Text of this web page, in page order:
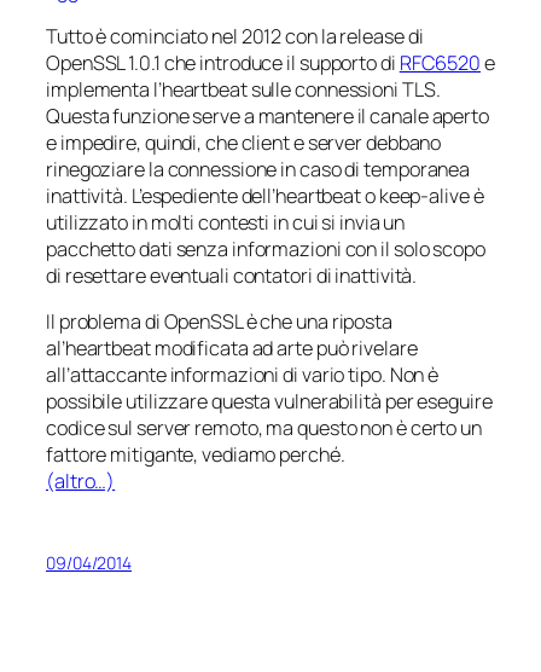
Tutto è cominciato nel 2012 con la release di
OpenSSL 1.0.1 che introduce il supporto di RFC6520e
implementa l’heartbeat sulle connessioni TLS.
Questa funzione serve a mantenere il canale aperto
e impedire, quindi, che client e server debbano
rinegoziare la connessione in caso di temporanea
inattività. L’espediente dell’heartbeat o keep-alive è
utilizzato in molti contesti in cui si invia un
pacchetto dati senza informazioni con il solo scopo
di resettare eventuali contatori di inattività.
Il problema di OpenSSL è che una riposta
al’heartbeat modificata ad arte può rivelare
all’attaccante informazioni di vario tipo. Non è
possibile utilizzare questa vulnerabilità per eseguire
codice sul server remoto, ma questo non è certo un
fattore mitigante, vediamo perché.
(altro…)
09/04/2014